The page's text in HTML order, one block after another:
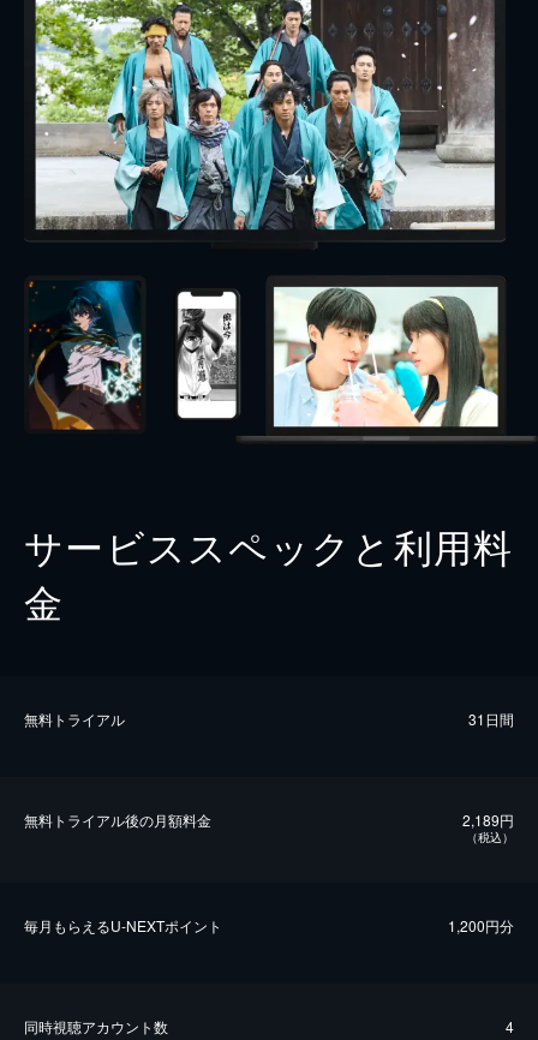
サービススペックと利用料
金
無料トライアル 31日間
無料トライアル後の⽉額料金 2,189円
（税込）
毎⽉もらえるU-NEXTポイント 1,200円分
同時視聴アカウント数 4